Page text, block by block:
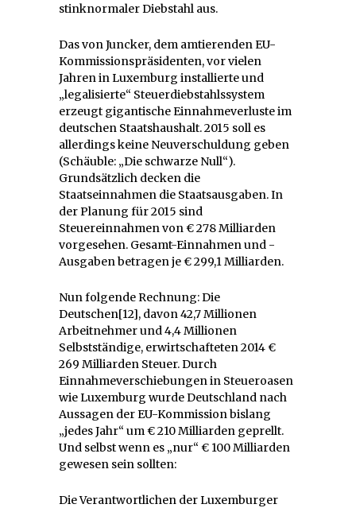
stinknormaler Diebstahl aus.
Das von Juncker, dem amtierenden EU-
Kommissionspräsidenten, vor vielen
Jahren in Luxemburg installierte und
„legalisierte“ Steuerdiebstahlssystem
erzeugt gigantische Einnahmeverluste im
deutschen Staatshaushalt. 2015 soll es
allerdings keine Neuverschuldung geben
(Schäuble: „Die schwarze Null“).
Grundsätzlich decken die
Staatseinnahmen die Staatsausgaben. In
der Planung für 2015 sind
Steuereinnahmen von € 278 Milliarden
vorgesehen. Gesamt-Einnahmen und -
Ausgaben betragen je € 299,1 Milliarden.
Nun folgende Rechnung: Die
Deutschen[12], davon 42,7 Millionen
Arbeitnehmer und 4,4 Millionen
Selbstständige, erwirtschafteten 2014 €
269 Milliarden Steuer. Durch
Einnahmeverschiebungen in Steueroasen
wie Luxemburg wurde Deutschland nach
Aussagen der EU-Kommission bislang
„jedes Jahr“ um € 210 Milliarden geprellt.
Und selbst wenn es „nur“ € 100 Milliarden
gewesen sein sollten:
Die Verantwortlichen der Luxemburger